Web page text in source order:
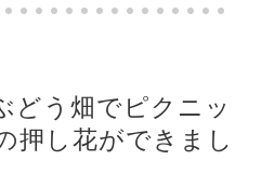
どう畑でピクニッ
押し花ができまし